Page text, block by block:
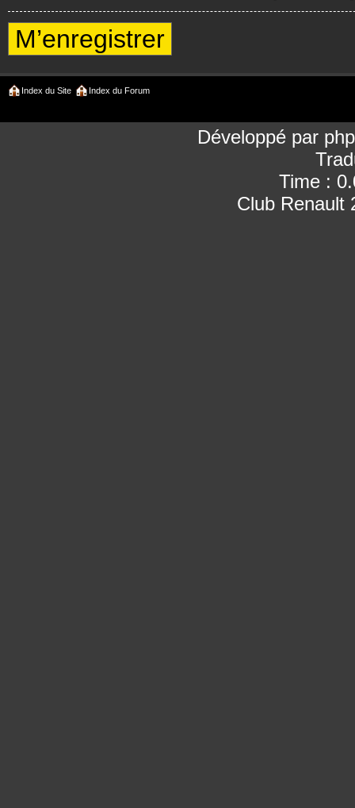
M’enregistrer
Index du Site Index du Forum
Développé par
Time :
Club Renault